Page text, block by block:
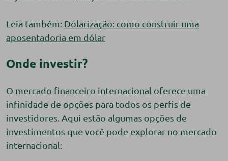
Leia também: Dolarização: como construir uma
aposentadoria em dólar
Onde investir?
O mercado financeiro internacional oferece uma
infinidade de opções para todos os perfis de
investidores. Aqui estão algumas opções de
investimentos que você pode explorar no mercado
internacional: